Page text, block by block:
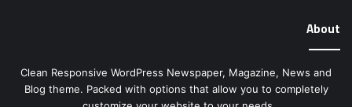
About
Clean Responsive WordPress Newspaper, Magazine, News and
Blog theme. Packed with options that allow you to completely